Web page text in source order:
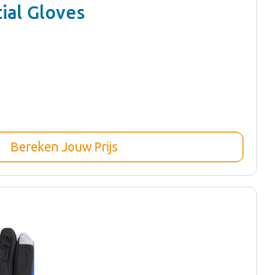
Gloves
Bereken Jouw Prijs